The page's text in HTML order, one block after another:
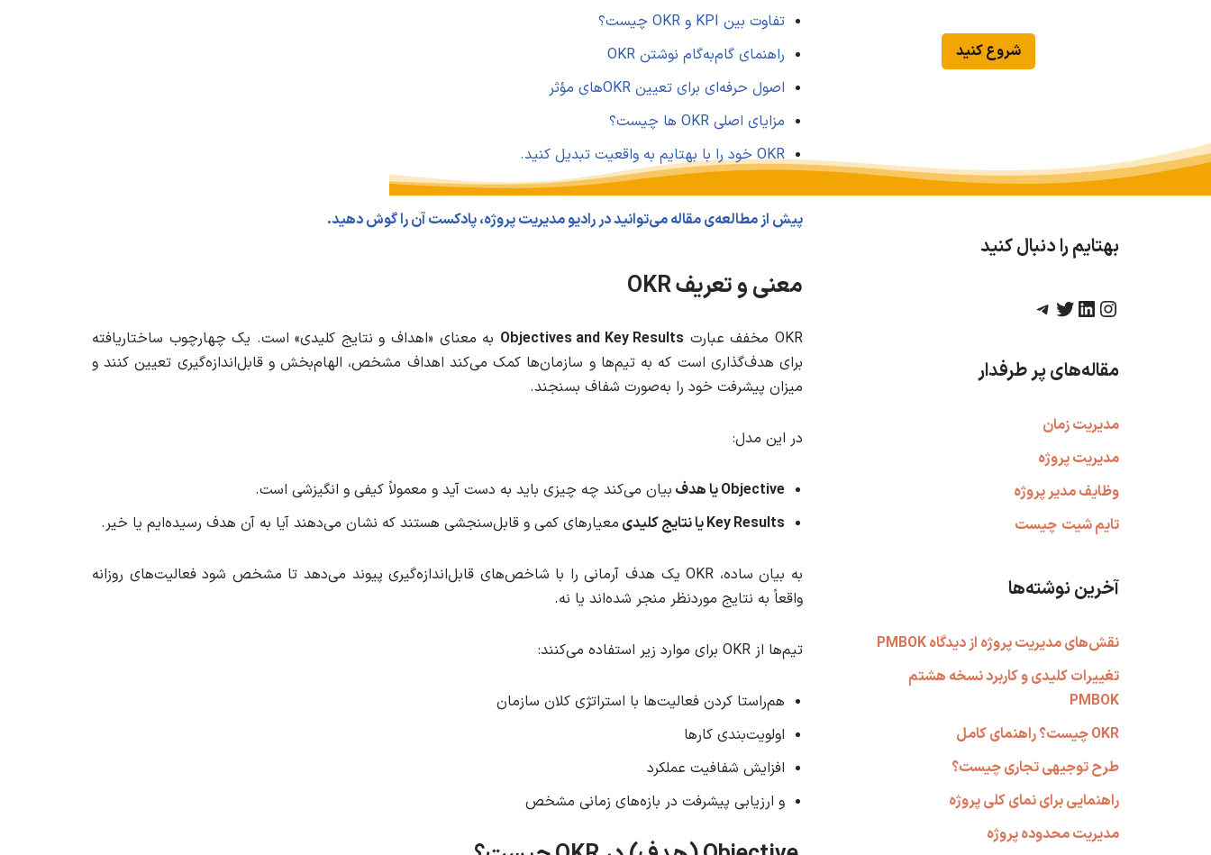
شروع کنید
بهتایم را دنبال کنید
مقاله‌های پر طرفدار
مدیریت زمان
مدیریت پروژه
وظایف مدیر پروژه
تایم شیت چیست
آخرین نوشته‌ها
نقش‌های مدیریت پروژه از دیدگاه PMBOK
تغییرات کلیدی و کاربرد نسخه هشتم
PMBOK
OKR چیست؟ راهنمای کامل
طرح توجیهی تجاری چیست؟
راهنمایی برای نمای کلی پروژه
مدیریت محدوده پروژه
تفاوت بین KPI و OKR چیست؟
راهنمای گام‌به‌گام نوشتن OKR
اصول حرفه‌ای برای تعیین OKRهای مؤثر
مزایای اصلی OKR ها چیست؟
OKR خود را با بهتایم به واقعیت تبدیل کنید.
پیش از مطالعه‌ی مقاله می‌توانید در رادیو مدیریت پروژه، پادکست آن را گوش دهید.
معنی و تعریفOKR
OKR مخفف عبارت Objectives and Key Results به معنای «اهداف و نتایج کلیدی» است. یک چهارچوب ساختاریافته
برای هدف‌گذاری است که به تیم‌ها و سازمان‌ها کمک می‌کند اهداف مشخص، الهام‌بخش و قابل‌اندازه‌گیری تعیین کنند و
میزان پیشرفت خود را به‌صورت شفاف بسنجند.
در این مدل:
Objective یا هدف
بیان می‌کند چه چیزی باید به دست آید و معمولاً کیفی و انگیزشی است.
Key Results یا نتایج کلیدی
معیارهای کمی و قابل‌سنجشی هستند که نشان می‌دهند آیا به آن هدف رسیده‌ایم یا خیر.
به بیان ساده، OKR یک هدف آرمانی را با شاخص‌های قابل‌اندازه‌گیری پیوند می‌دهد تا مشخص شود فعالیت‌های روزانه
واقعاً به نتایج موردنظر منجر شده‌اند یا نه.
تیم‌ها از OKR برای موارد زیر استفاده می‌کنند:
هم‌راستا کردن فعالیت‌ها با استراتژی کلان سازمان
اولویت‌بندی کارها
افزایش شفافیت عملکرد
و ارزیابی پیشرفت در بازه‌های زمانی مشخص